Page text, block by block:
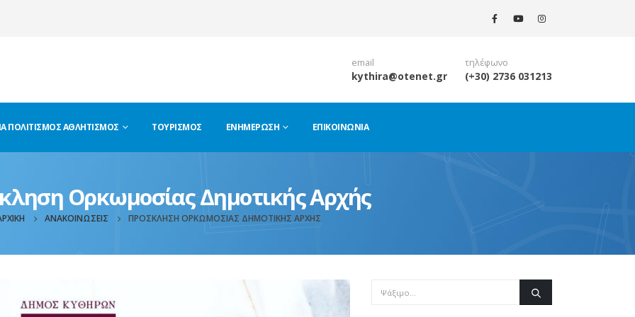
email
kythira@otenet.gr
τηλέφωνο
(+30) 2736 031213
ΠΟΛΙΤΙΣΜΌΣ ΑΘΛΗΤΙΣΜΌΣ ΤΟΥΡΙΣΜΌΣ ΕΝΗΜΈΡΩΣΗ ΕΠΙΚΟΙΝΩΝΊΑ
Ορκωμοσίας Δημοτικής Αρχής
ΑΝΑΚΟΙΝΏΣΕΙΣ ΠΡΌΣΚΛΗΣΗ ΟΡΚΩΜΟΣΊΑΣ ΔΗΜΟΤΙΚΉΣ ΑΡΧΉΣ